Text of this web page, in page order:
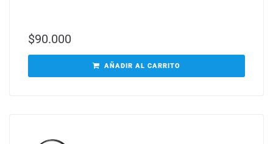
$90.000
AÑADIR AL CARRITO